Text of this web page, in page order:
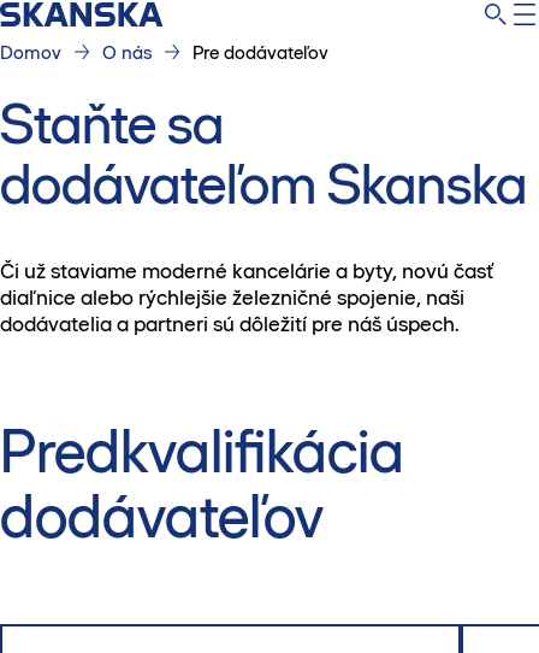
Domov O nás Pre dodávateľov
Staňte sa
dodávateľom Skanska
Či už staviame moderné kancelárie a byty, novú časť
diaľnice alebo rýchlejšie železničné spojenie, naši
dodávatelia a partneri sú dôležití pre náš úspech.
Predkvalifikácia
dodávateľov